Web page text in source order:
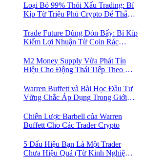
Loại Bỏ 99% Thói Xấu Trading: Bí
Kíp Từ Triệu Phú Crypto Để Thắng
Trade Future Dùng Đòn Bẩy: Bí Kíp
Kiếm Lợi Nhuận Từ Coin Rác
Bán Khống
M2 Money Supply Vừa Phát Tín
Hiệu Cho Động Thái Tiếp Theo Của
Trader Đang Bỏ Lỡ! 🚀
Warren Buffett và Bài Học Đầu Tư
Vững Chắc Áp Dụng Trong Giới
Chiến Lược Barbell của Warren
Buffett Cho Các Trader Crypto
5 Dấu Hiệu Bạn Là Một Trader
Chưa Hiệu Quả (Từ Kinh Nghiệm